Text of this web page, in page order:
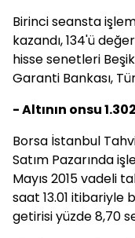
Birinci seansta
kazandı, 134'ü
hisse senetleri
Garanti Bankası,
- Altının onsu
Borsa İstanbul
Satım Pazarında
Mayıs 2015 vadeli
saat 13.01 itibariyle
getirisi yüzde 8,70